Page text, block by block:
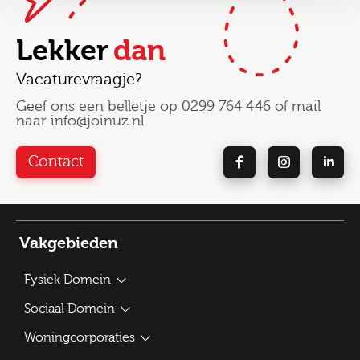
Lekkerdan
Vacaturevraagje?
Geef ons een belletje op 0299 764 446 of mail
naar info@joinuz.nl
Contact
Vakgebieden
Fysiek Domein
Bouwplantoetser
Vergunningverlener APV
Sociaal Domein
Beleidsadviseur Sociaal Domein
Vacatures WMO-consulent
Woningcorporaties